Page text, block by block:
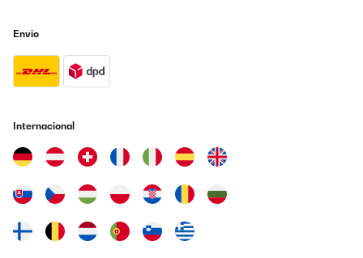
Envio
Internacional